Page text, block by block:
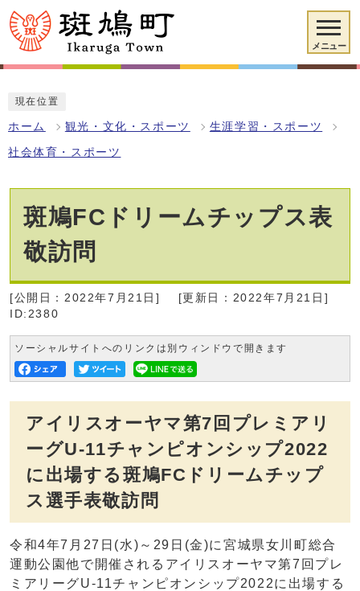
メニュー
現在位置
ホーム 観光・文化・スポーツ 生涯学習・スポーツ
社会体育・スポーツ
斑鳩FCドリームチップス表
敬訪問
[公開日：2022年7月21日]
[更新日：2022年7月21日]
ID:2380
ソーシャルサイトへのリンクは別ウィンドウで開きます
アイリスオーヤマ第7回プレミアリ
ーグU-11チャンピオンシップ2022
に出場する斑鳩FCドリームチップ
ス選手表敬訪問
令和4年7月27日(水)～29日(金)に宮城県女川町総合
運動公園他で開催されるアイリスオーヤマ第7回プレ
ミアリーグU-11チャンピオンシップ2022に出場する